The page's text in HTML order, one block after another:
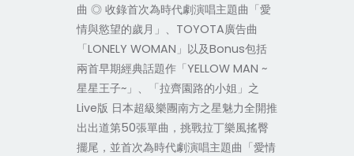
曲 ◎ 收錄首次為時代劇演唱主題曲「愛
情與慾望的歲月」、TOYOTA廣告曲
「LONELY WOMAN」以及Bonus包括
兩首早期經典話題作「YELLOW MAN ~
星星王子~」、「拉齊園路的小姐」之
Live版 日本超級樂團南方之星魅力全開推
出出道第50張單曲，挑戰拉丁樂風搖臀
擺尾，並首次為時代劇演唱主題曲「愛情